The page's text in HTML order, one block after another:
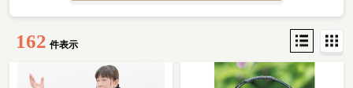
162 件表示